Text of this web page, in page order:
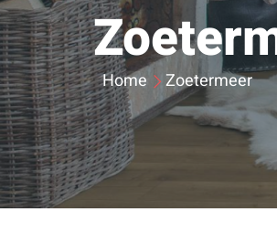
Home Zoetermeer